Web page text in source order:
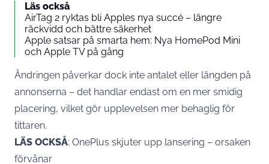
Läs också
AirTag 2 ryktas bli Apples nya succé – längre
räckvidd och bättre säkerhet
Apple satsar på smarta hem: Nya HomePod Mini
och Apple TV på gång
Ändringen påverkar dock inte antalet eller längden på
annonserna – det handlar endast om en mer smidig
placering, vilket gör upplevelsen mer behaglig för
tittaren.
LÄS OCKSÅ: OnePlus skjuter upp lansering – orsaken
förvånar